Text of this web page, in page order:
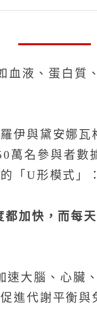
液、蛋白質
伊與黛安娜
名參與者數
「U形模式」：
加快，而每
大腦、心臟
進代謝平衡與